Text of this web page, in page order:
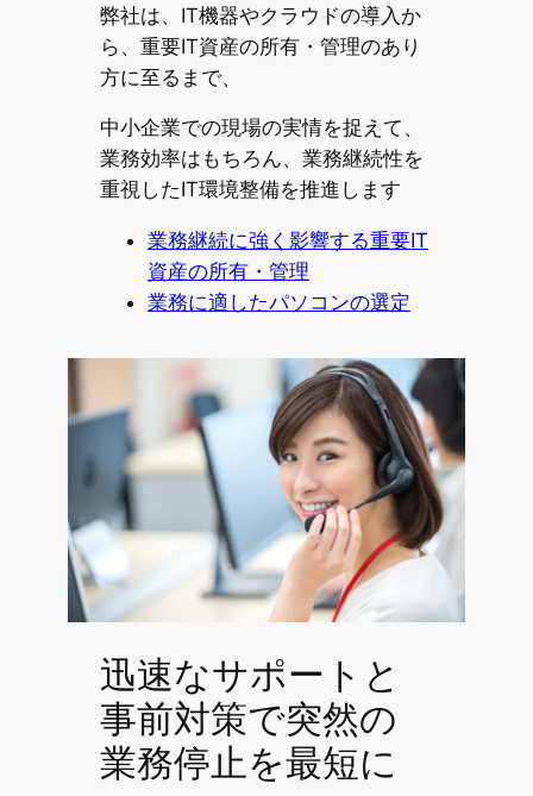
弊社は、IT機器やクラウドの導入か
ら、重要IT資産の所有・管理のあり
方に至るまで、
中小企業での現場の実情を捉えて、
業務効率はもちろん、業務継続性を
重視したIT環境整備を推進します
業務継続に強く影響する重要IT
資産の所有・管理
業務に適したパソコンの選定
迅速なサポートと
事前対策で突然の
業務停止を最短に